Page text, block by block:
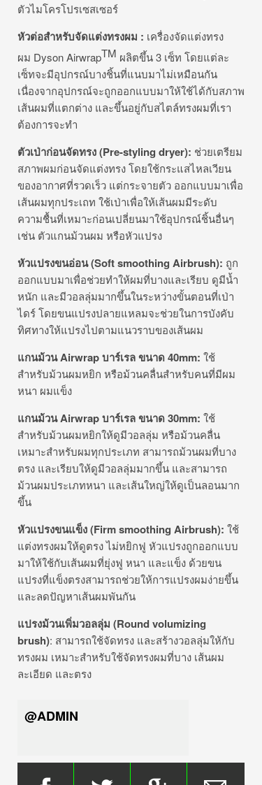
ตัวไมโครโปรเซสเซอร์
หัวต่อสำหรับจัดแต่งทรงผม : เครื่องจัดแต่งทรง
ผม Dyson AirwrapTM ผลิตขึ้น 3 เซ็ท โดยแต่ละ
เซ็ทจะมีอุปกรณ์บางชิ้นที่แนบมาไม่เหมือนกัน
เนื่องจากอุปกรณ์จะถูกออกแบบมาให้ใช้ได้กับสภาพ
เส้นผมที่แตกต่าง และขึ้นอยู่กับสไตล์ทรงผมที่เรา
ต้องการจะทำ
ตัวเป่าก่อนจัดทรง(Pre-styling dryer): ช่วยเตรียม
สภาพผมก่อนจัดแต่งทรง โดยใช้กระแสไหลเวียน
ของอากาศที่รวดเร็ว แต่กระจายตัว ออกแบบมาเพื่อ
เส้นผมทุกประเถท ใช้เป่าเพื่อให้เส้นผมมีระดับ
ความชื้นที่เหมาะก่อนเปลี่ยนมาใช้อุปกรณ์ชิ้นอื่นๆ
เช่น ตัวแกนม้วนผม หรือหัวแปรง
หัวแปรงขนอ่อน(Soft smoothing Airbrush): ถูก
ออกแบบมาเพื่อช่วยทำให้ผมที่บางและเรียบ ดูมีน้ำ
หนัก และมีวอลลุ่มมากขึ้นในระหว่างขั้นตอนที่เป่า
ไดร์ โดยขนแปรงปลายแหลมจะช่วยในการบังคับ
ทิศทางให้แปรงไปตามแนวราบของเส้นผม
แกนม้วนAirwrapบาร์เรล ขนาด40mm: ใช้
สำหรับม้วนผมหยิก หรือม้วนคลื่นสำหรับคนที่มีผม
หนา ผมแข็ง
แกนม้วนAirwrapบาร์เรล ขนาด30mm: ใช้
สำหรับม้วนผมหยิกให้ดูมีวอลลุ่ม หรือม้วนคลื่น
เหมาะสำหรับผมทุกประเภท สามารถม้วนผมที่บาง
ตรง และเรียบให้ดูมีวอลลุ่มมากขึ้น และสามารถ
ม้วนผมประเภทหนา และเส้นใหญ่ให้ดูเป็นลอนมาก
ขึ้น
หัวแปรงขนแข็ง(Firm smoothing Airbrush): ใช้
แต่งทรงผมให้ดูตรง ไม่หยิกฟู หัวแปรงถูกออกแบบ
มาให้ใช้กับเส้นผมที่ยุ่งฟู หนา และแข็ง ด้วยขน
แปรงที่แข็งตรงสามารถช่วยให้การแปรงผมง่ายขึ้น
และลดปัญหาเส้นผมพันกัน
แปรงม้วนเพิ่มวอลลุ่ม (Round volumizing
brush): สามารถใช้จัดทรง และสร้างวอลลุ่มให้กับ
ทรงผม เหมาะสำหรับใช้จัดทรงผมที่บาง เส้นผม
ละเอียด และตรง
@ADMIN